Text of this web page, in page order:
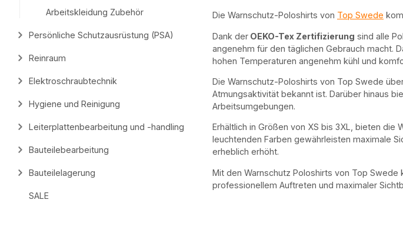
Arbeitskleidung Zubehör
Persönliche Schutzausrüstung (PSA)
Reinraum
Elektroschraubtechnik
Hygiene und Reinigung
Leiterplattenbearbeitung und -handling
Bauteilebearbeitung
Bauteilelagerung
SALE
Die Warnschutz-Poloshirts von Top Swede
Dank der OEKO-Tex Zertifizierung sind alle
angenehm für den täglichen Gebrauch macht.
hohen Temperaturen angenehm kühl und
Die Warnschutz-Poloshirts von Top Swede
Atmungsaktivität bekannt ist. Darüber hinaus
Arbeitsumgebungen.
Erhältlich in Größen von XS bis 3XL, bieten
leuchtenden Farben gewährleisten maximale
erheblich erhöht.
Mit den Warnschutz Poloshirts von Top
professionellem Auftreten und maximaler